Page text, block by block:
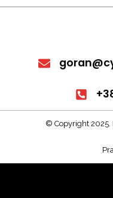
© Copyright 2025.